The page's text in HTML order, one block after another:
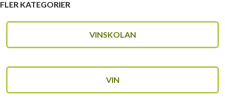
FLER KATEGORIER
VINSKOLAN
VIN